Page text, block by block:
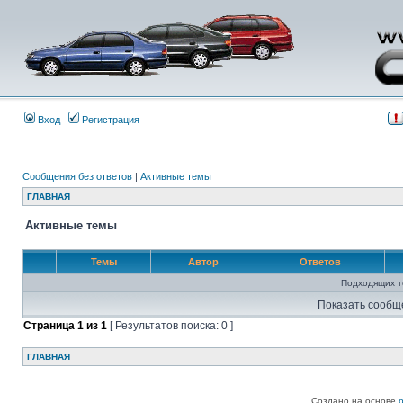
Вход Регистрация
Сообщения без ответов | Активные темы
ГЛАВНАЯ
Активные темы
Темы Автор Ответов
Подходящих
Показать
Страница 1 из 1 [ Результатов поиска: 0 ]
ГЛАВНАЯ
Создано на основе